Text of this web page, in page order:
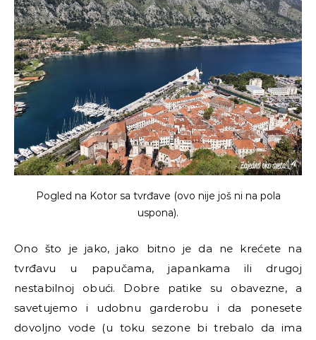
Pogled na Kotor sa tvrđave (ovo nije još ni na pola
uspona).
Ono što je jako, jako bitno je da ne krećete na
tvrđavu u papučama, japankama ili drugoj
nestabilnoj obući. Dobre patike su obavezne, a
savetujemo i udobnu garderobu i da ponesete
dovoljno vode (u toku sezone bi trebalo da ima